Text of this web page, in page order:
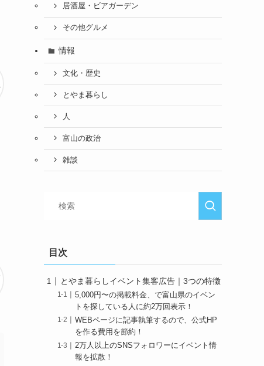
居酒屋・ビアガーデン
その他グルメ
情報
文化・歴史
とやま暮らし
人
富山の政治
雑談
目次
とやま暮らしイベント集客広告｜3つの特徴
5,000円〜の掲載料金、で富山県のイベン
トを探している人に約2万回表示！
WEBページに記事執筆するので、公式HP
を作る費用を節約！
2万人以上のSNSフォロワーにイベント情
報を拡散！